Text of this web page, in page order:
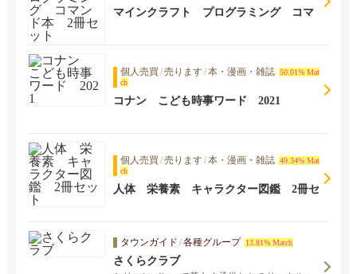
マインクラフト プログラミング コマ
個人売買 /売ります/本・漫画・雑誌 50.01% Mat
ch
コナン こども時事ワード 2021
個人売買 /売ります/本・漫画・雑誌 49.34% Mat
ch
人体 栄養素 キャラクター図鑑 2冊セ
タウンガイド /各種グループ 13.81% Match
さくらクラブ